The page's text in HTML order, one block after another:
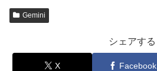
Gemini
シェアする
X Facebook